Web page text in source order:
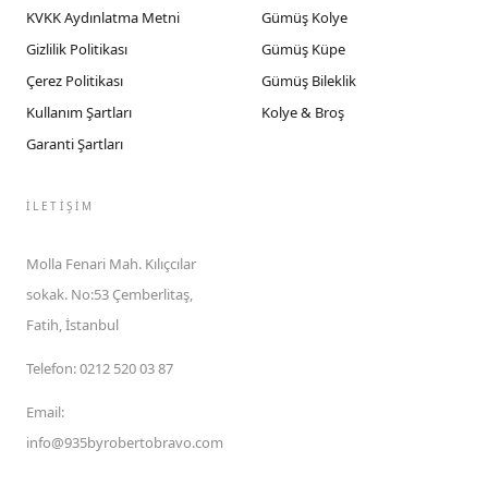
KVKK Aydınlatma Metni
Gizlilik Politikası
Çerez Politikası
Kullanım Şartları
Garanti Şartları
Gümüş Kolye
Gümüş Küpe
Gümüş Bileklik
Kolye & Broş
İLETIŞIM
Molla Fenari Mah. Kılıçcılar
sokak. No:53 Çemberlitaş,
Fatih, İstanbul
Telefon:0212 520 03 87
Email:
info@935byrobertobravo.com